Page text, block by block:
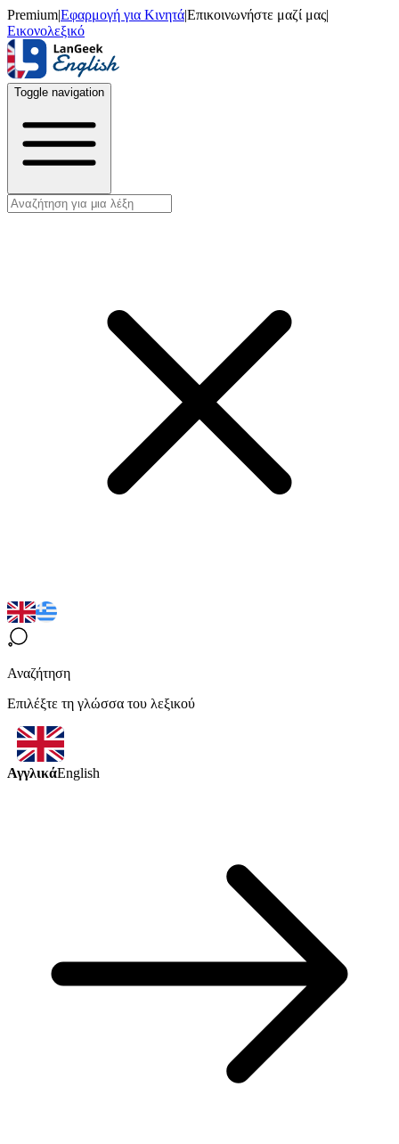
Premium|Εφαρμογή για Κινητά|Επικοινωνήστε μαζί μας|
Εικονολεξικό
Toggle navigation
Αναζήτηση
Επιλέξτε τη γλώσσα του λεξικού
ΑγγλικάEnglish